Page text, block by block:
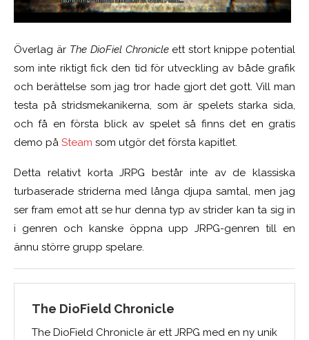
Överlag är The DioFiel Chronicle ett stort knippe potential
som inte riktigt fick den tid för utveckling av både grafik
och berättelse som jag tror hade gjort det gott. Vill man
testa på stridsmekanikerna, som är spelets starka sida,
och få en första blick av spelet så finns det en gratis
demo på Steam som utgör det första kapitlet.
Detta relativt korta JRPG består inte av de klassiska
turbaserade striderna med långa djupa samtal, men jag
ser fram emot att se hur denna typ av strider kan ta sig in
i genren och kanske öppna upp JRPG-genren till en
ännu större grupp spelare.
The DioField Chronicle
The DioField Chronicle är ett JRPG med en ny unik